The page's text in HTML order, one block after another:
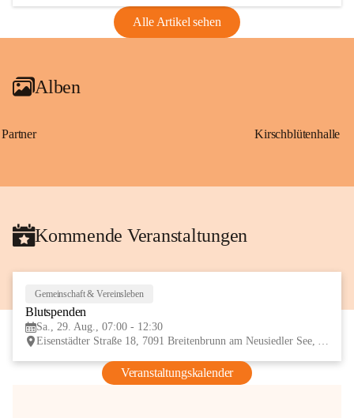
Alle Artikel sehen
Alben
Partner Kirschblütenhalle
Kommende Veranstaltungen
Gemeinschaft & Vereinsleben
Blutspenden
Sa., 29. Aug., 07:00 - 12:30
Eisenstädter Straße 18, 7091 Breitenbrunn am Neusiedler See, AUT
Veranstaltungskalender